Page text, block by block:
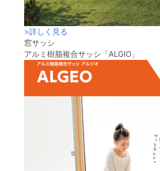
>詳しく見る
窓サッシ
アルミ樹脂複合サッシ「ALGIO」